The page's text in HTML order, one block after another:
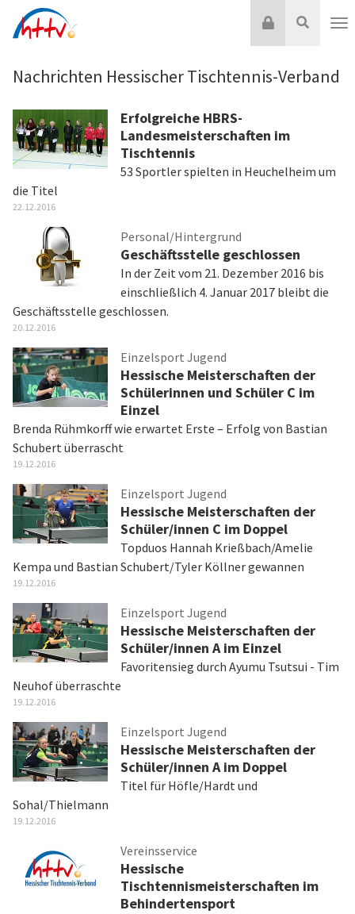
Inhalt
Suche
Login
Nachrichten Hessischer Tischtennis-Verband
Erfolgreiche HBRS-
Landesmeisterschaften im
Tischtennis
53 Sportler spielten in Heuchelheim um
die Titel
22.12.2016
Personal/Hintergrund
Geschäftsstelle geschlossen
In der Zeit vom 21. Dezember 2016 bis
einschließlich 4. Januar 2017 bleibt die
Geschäftsstelle geschlossen.
20.12.2016
Einzelsport Jugend
Hessische Meisterschaften der
Schülerinnen und Schüler C im
Einzel
Brenda Rühmkorff wie erwartet Erste – Erfolg von Bastian
Schubert überrascht
19.12.2016
Einzelsport Jugend
Hessische Meisterschaften der
Schüler/innen C im Doppel
Topduos Hannah Krießbach/Amelie
Kempa und Bastian Schubert/Tyler Köllner gewannen
19.12.2016
Einzelsport Jugend
Hessische Meisterschaften der
Schüler/innen A im Einzel
Favoritensieg durch Ayumu Tsutsui - Tim
Neuhof überraschte
19.12.2016
Einzelsport Jugend
Hessische Meisterschaften der
Schüler/innen A im Doppel
Titel für Höfle/Hardt und
Sohal/Thielmann
19.12.2016
Vereinsservice
Hessische
Tischtennismeisterschaften im
Behindertensport